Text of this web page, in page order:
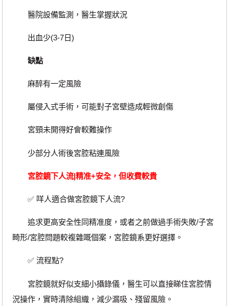
醫院設備監測，醫生掌握狀況
出血少(3-7日)
缺點
麻醉有一定風險
屬侵入式手術，可能對子宮壁造成輕微創傷
宮頸未開得好會較難操作
少部分人術後宮腔粘連風險
宮腔鏡下人流|精准+安全，但收費較貴
✅ 咩人適合做宮腔鏡下人流?
追求更高安全性同精准度，或者之前做過手術失敗/子宮
畸形/宮腔問題較複雜嘅個案，宮腔鏡系更好選擇。
✅ 流程點?
宮腔鏡就好似支細小攝錄儀，醫生可以直接睇住宮腔情
況操作，實時清除組織，減少漏吸、殘留風險。